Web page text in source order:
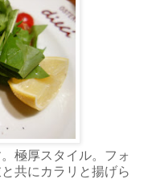
極厚スタイル。フォ
共にカラリと揚げら